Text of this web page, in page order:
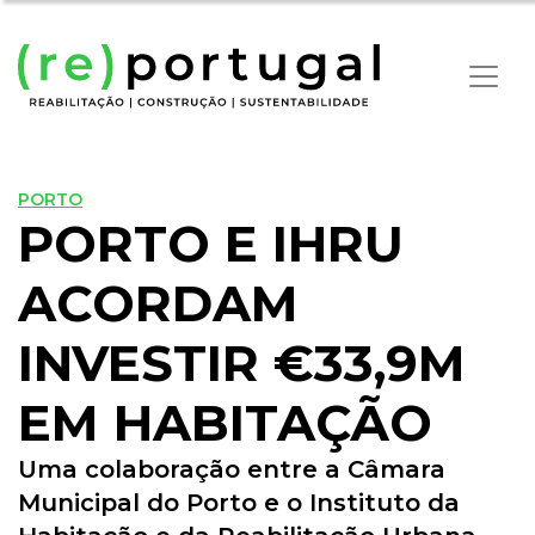
PORTO
PORTO E IHRU
ACORDAM
INVESTIR €33,9M
EM HABITAÇÃO
Uma colaboração entre a Câmara
Municipal do Porto e o Instituto da